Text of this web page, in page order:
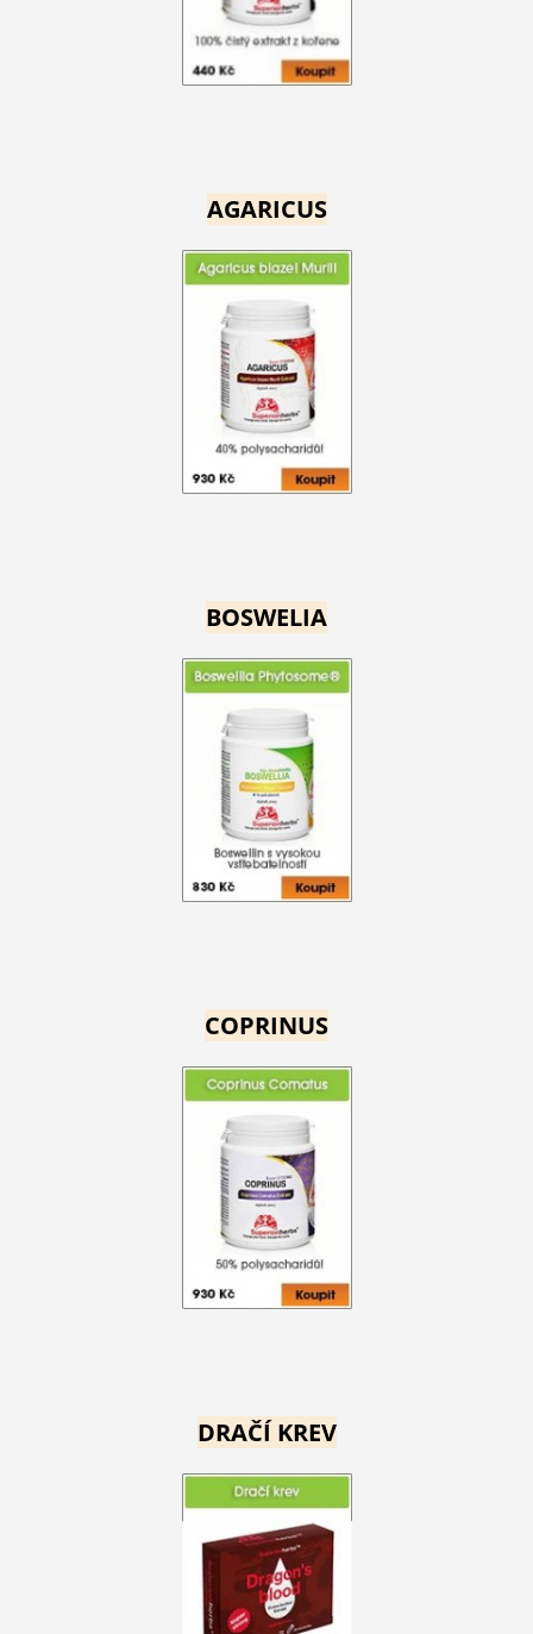
AGARICUS
BOSWELIA
COPRINUS
DRAČÍ KREV